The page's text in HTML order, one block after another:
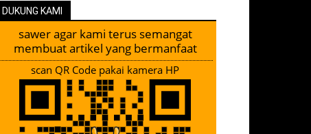
DUKUNG KAMI
sawer agar kami terus semangat
membuat artikel yang bermanfaat
scan QR Code pakai kamera HP